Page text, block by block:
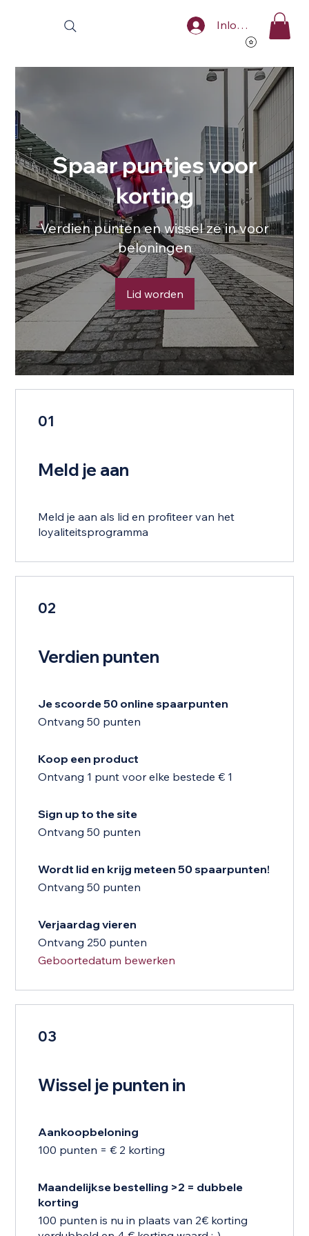
Inloggen
Spaar puntjes voor
korting
Verdien punten en wissel ze in voor
beloningen
Lid worden
01
Meld je aan
Meld je aan als lid en profiteer van het
loyaliteitsprogramma
02
Verdien punten
Je scoorde 50 online spaarpunten
Ontvang 50 punten
Koop een product
Ontvang 1 punt voor elke bestede € 1
Sign up to the site
Ontvang 50 punten
Wordt lid en krijg meteen 50 spaarpunten!
Ontvang 50 punten
Verjaardag vieren
Ontvang 250 punten
Geboortedatum bewerken
03
Wissel je punten in
Aankoopbeloning
100 punten = € 2 korting
Maandelijkse bestelling >2 = dubbele
korting
100 punten is nu in plaats van 2€ korting